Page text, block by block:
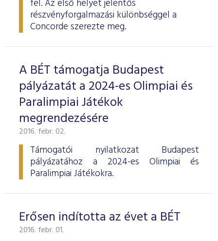
ESG Útmutató
fel. Az első helyet jelentős
részvényforgalmazási különbséggel a
Concorde szerezte meg.
A BÉT támogatja Budapest
pályázatát a 2024-es Olimpiai és
Paralimpiai Játékok
megrendezésére
2016. febr. 02.
Támogatói nyilatkozat Budapest
pályázatához a 2024-es Olimpiai és
Paralimpiai Játékokra.
Erősen indította az évet a BÉT
2016. febr. 01.